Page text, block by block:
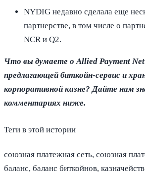
NYDIG недавно сделала еще
партнерстве, в том числе о
NCR и Q2.
Что вы думаете о Allied Payment
предлагающей биткойн-сервис и
корпоративной казне? Дайте нам
комментариях ниже.
Теги в этой истории
союзная платежная сеть, союзная
баланс, баланс биткойнов,